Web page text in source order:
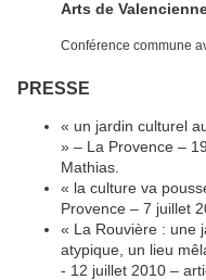
Arts de
Conférence commune
PRESSE
« un jardin culturel
» – La Provence –
Mathias.
« la culture va
Provence – 7 juillet
« La Rouvière : une
atypique, un lieu
- 12 juillet 2010 –